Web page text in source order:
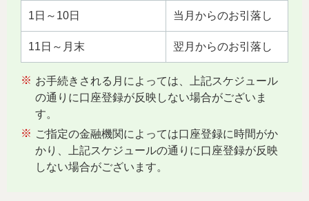
1日～10日 当月からのお引落し
11日～月末 翌月からのお引落し
※ お手続きされる月によっては、上記スケジュール
の通りに口座登録が反映しない場合がございま
す。
※ ご指定の金融機関によっては口座登録に時間がか
かり、上記スケジュールの通りに口座登録が反映
しない場合がございます。